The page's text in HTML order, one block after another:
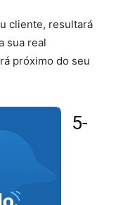
cliente, resultará
sua real
próximo do seu
5-